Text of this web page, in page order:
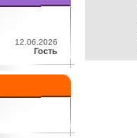
12.06.2026
Гость